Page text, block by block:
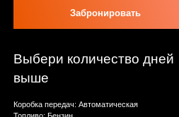
Забронировать
Выбери количество дней
выше